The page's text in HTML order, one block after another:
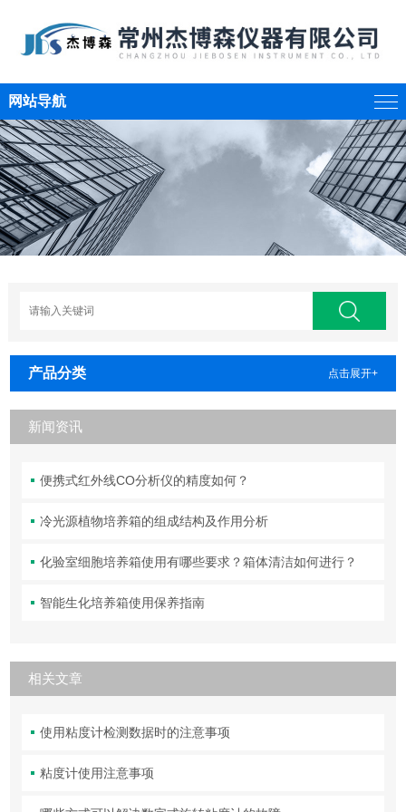
网站导航
产品分类 点击展开+
新闻资讯
便携式红外线CO分析仪的精度如何？
冷光源植物培养箱的组成结构及作用分析
化验室细胞培养箱使用有哪些要求？箱体清洁如何进行？
智能生化培养箱使用保养指南
相关文章
使用粘度计检测数据时的注意事项
粘度计使用注意事项